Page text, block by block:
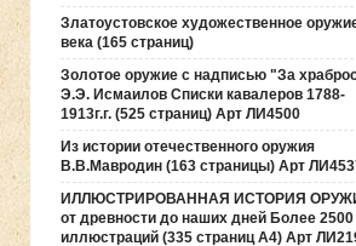
Златоустовское художественное
века (165 страниц)
Золотое оружие с надписью "За
Э.Э. Исмаилов Списки кавалеров 1788-
1913г.г. (525 страниц) Арт ЛИ4500
Из истории отечественного оружия
В.В.Мавродин (163 страницы) Арт
ИЛЛЮСТРИРОВАННАЯ ИСТОРИЯ
от древности до наших дней Более 2500
иллюстраций (335 страниц А4) Арт